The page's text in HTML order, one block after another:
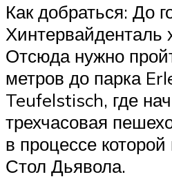
Как добраться: До
Хинтервайденталь
Отсюда нужно
метров до парка
Teufelstisch, где
трехчасовая
в процессе
Стол Дьявола.